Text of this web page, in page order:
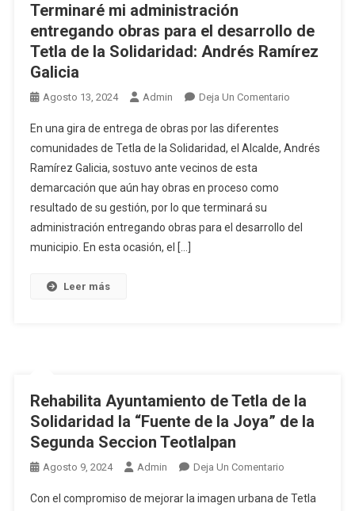
Terminaré mi administración
entregando obras para el desarrollo de
Tetla de la Solidaridad: Andrés Ramírez
Galicia
Agosto 13, 2024 Admin Deja Un Comentario
El
En una gira de entrega de obras por las diferentes
comunidades de Tetla de la Solidaridad, el Alcalde, Andrés
Ramírez Galicia, sostuvo ante vecinos de esta
demarcación que aún hay obras en proceso como
resultado de su gestión, por lo que terminará su
administración entregando obras para el desarrollo del
municipio. En esta ocasión, el […]
Leer más
Rehabilita Ayuntamiento de Tetla de la
Solidaridad la “Fuente de la Joya” de la
Segunda Seccion Teotlalpan
Agosto 9, 2024 Admin Deja Un Comentario
Ayuntamiento
Con el compromiso de mejorar la imagen urbana de Tetla